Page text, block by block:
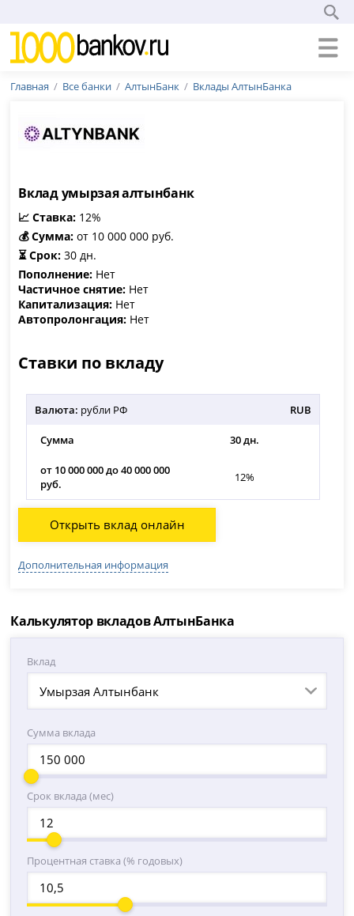
Главная Все банки АлтынБанк Вклады АлтынБанка
Вклад умырзая алтынбанк
📈 Ставка: 12%
💰 Сумма: от 10 000 000 руб.
⏳ Срок: 30 дн.
Пополнение: Нет
Частичное снятие: Нет
Капитализация: Нет
Автопролонгация: Нет
Ставки по вкладу
Валюта: рубли РФ RUB
Сумма 30 дн.
от 10 000 000 до 40 000 000
руб.
12%
Открыть вклад онлайн
Дополнительная информация
Калькулятор вкладов АлтынБанка
Вклад
Умырзая Алтынбанк
Сумма вклада
Срок вклада (мес)
Процентная ставка (% годовых)